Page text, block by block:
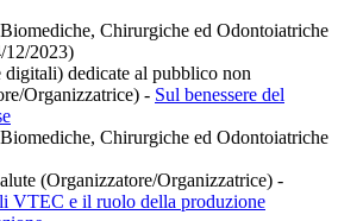
Chirurgiche ed Odontoiatriche
12/2023)
digitali) dedicate al pubblico non
Organizzatrice) - Sul benessere del
Chirurgiche ed Odontoiatriche
(Organizzatore/Organizzatrice) -
VTEC e il ruolo della produzione